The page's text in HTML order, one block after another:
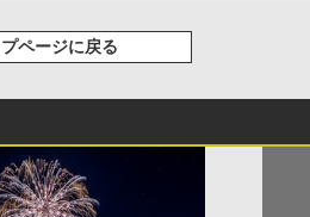
プページに戻る